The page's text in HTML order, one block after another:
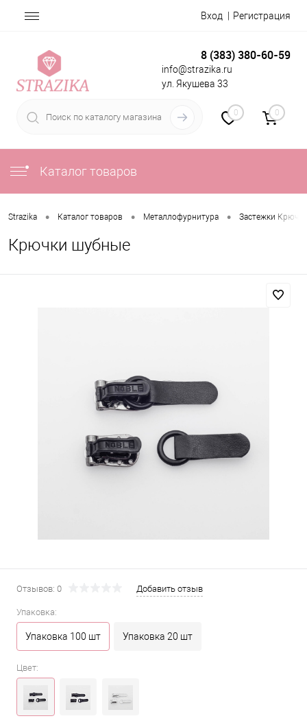
Вход Регистрация
8 (383) 380-60-59
info@strazika.ru
ул. Якушева 33
0 0
Каталог товаров
Strazika • Каталог товаров • Металлофурнитура • Застежки Крючки
Крючки шубные
Отзывов: 0 Добавить отзыв
Упаковка:
Упаковка 100 шт Упаковка 20 шт
Цвет: